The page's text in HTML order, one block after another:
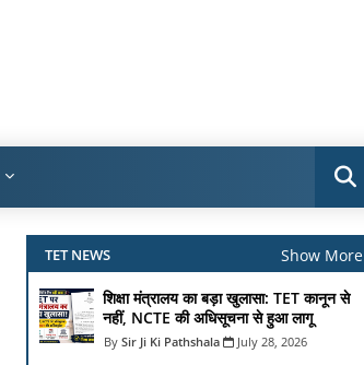
TET NEWS Show More
शिक्षा मंत्रालय का बड़ा खुलासा: TET कानून से
नहीं, NCTE की अधिसूचना से हुआ लागू
Sir Ji Ki Pathshala July 28, 2026